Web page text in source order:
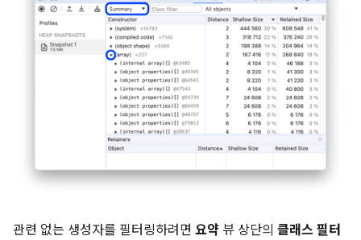
관련 없는 생성자를 필터링하려면 요약 뷰 상단의 클래스 필터